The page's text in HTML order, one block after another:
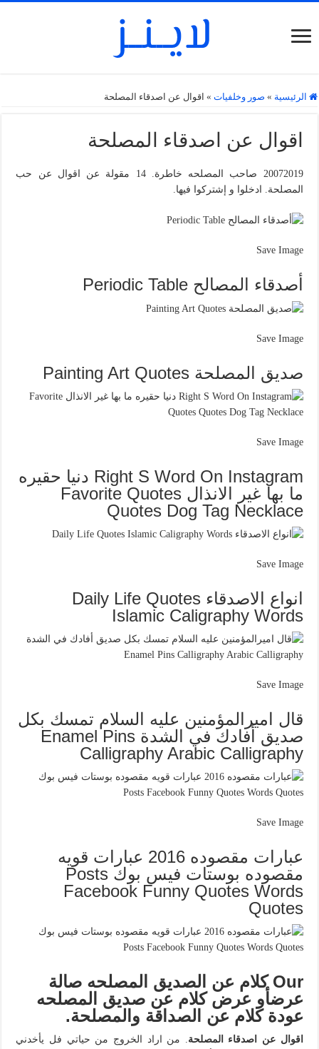
الرئيسية » صور وخلفيات » اقوال عن اصدقاء المصلحة
اقوال عن اصدقاء المصلحة
20072019 صاحب المصلحه خاطرة. 14 مقولة عن اقوال عن حب
المصلحة. ادخلوا و إشتركوا فيها.
Save Image
أصدقاء المصالح Periodic Table
Save Image
صديق المصلحة Painting Art Quotes
Save Image
Right S Word On Instagram دنيا حقيره
ما بها غير الانذال Favorite Quotes
Quotes Dog Tag Necklace
Save Image
انواع الاصدقاء Daily Life Quotes
Islamic Caligraphy Words
Save Image
قال اميرالمؤمنين عليه السلام تمسك بكل
صديق أفادك في الشدة Enamel Pins
Calligraphy Arabic Calligraphy
Save Image
عبارات مقصوده 2016 عبارات قويه
مقصوده بوستات فيس بوك Posts
Facebook Funny Quotes Words
Quotes
Our كلام عن الصديق المصلحه صالة
عرضأو عرض كلام عن صديق المصلحه
عودة كلام عن الصداقة والمصلحة.
اقوال عن اصدقاء المصلحة. من اراد الخروج من حياتي فل يأخدني